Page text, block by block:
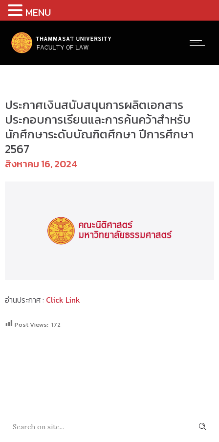
ประกาศเงินสนับสนุนการผลิตเอกสาร
ประกอบการเรียนและการค้นคว้าสำหรับ
นักศึกษาระดับบัณฑิตศึกษา ปีการศึกษา
2567
สิงหาคม 16, 2024
อ่านประกาศ : Click Link
Post Views: 172
MENU